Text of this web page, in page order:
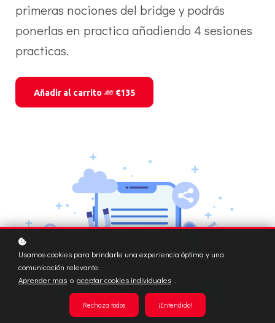
primeras nociones del bridge y podrás
ponerlas en practica añadiendo 4 sesiones
practicas.
Añadir al carrito €0 €135
Usamos cookies para brindarle una experiencia óptima y una
comunicación relevante.
Aprender mas o aceptar cookies individuales
Rechaza todos ¡Entendido!